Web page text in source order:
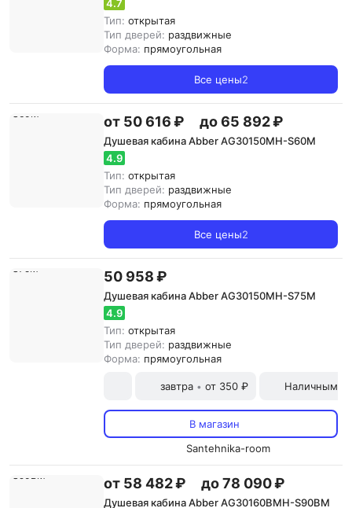
4.7
Тип: открытая
Тип дверей: раздвижные
Форма: прямоугольная
Все цены2
от 50 616 ₽ до 65 892 ₽
Душевая кабина Abber AG30150MH-S60M
4.9
Тип: открытая
Тип дверей: раздвижные
Форма: прямоугольная
Все цены2
50 958 ₽
Душевая кабина Abber AG30150MH-S75M
4.9
Тип: открытая
Тип дверей: раздвижные
Форма: прямоугольная
завтра • от 350 ₽ Наличными
В магазин
Santehnika-room
от 58 482 ₽ до 78 090 ₽
Душевая кабина Abber AG30160BMH-S90BM